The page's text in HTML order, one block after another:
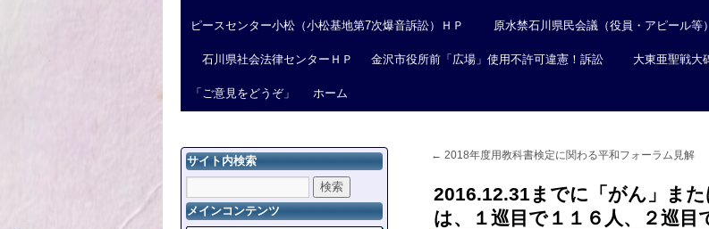
ピースセンター小松（小松基地第7次爆音訴訟）ＨＰ 原水禁石川県民会議（役員・アピール等）
石川県社会法律センターＨＰ 金沢市役所前「広場」使用不許可違憲！訴訟 大東亜聖戦大
「ご意見をどうぞ」 ホーム
← 2018年度用教科書検定に関わる平和フォーラム見解
2016.12.31までに「がん」ま
は、１巡目で１１６人、２巡目
サイト内検索
メインコンテンツ